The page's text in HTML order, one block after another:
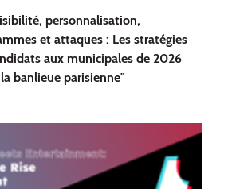
personnalisation,
et attaques : Les stratégies
aux municipales de 2026
banlieue parisienne"